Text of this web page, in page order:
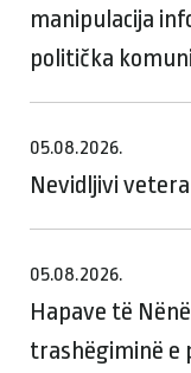
manipulacija
politička
05.08.2026.
Nevidljivi
05.08.2026.
Hapave të
trashëgiminë e